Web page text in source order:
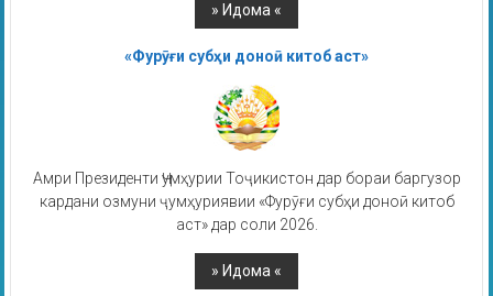
«Фурӯғи субҳи доноӣ китоб аст»
Амри Президенти Ҷумҳурии Тоҷикистон дар бораи баргузор
кардани озмуни ҷумҳуриявии «Фурӯғи субҳи доноӣ китоб
аст» дар соли 2026.